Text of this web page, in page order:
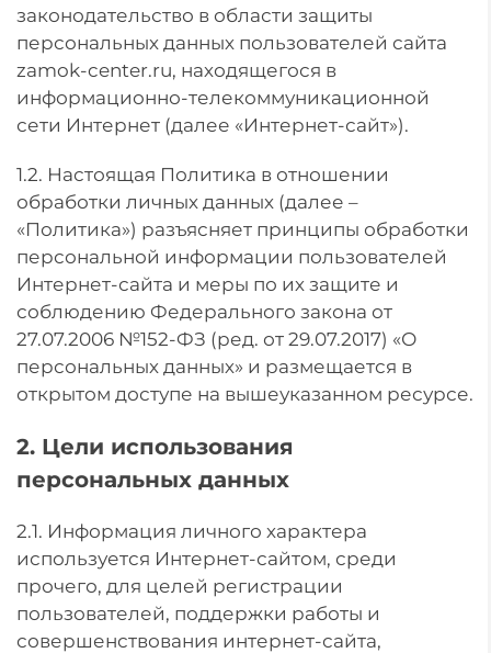
законодательство в области защиты
персональных данных пользователей сайта
zamok-center.ru, находящегося в
информационно-телекоммуникационной
сети Интернет (далее «Интернет-сайт»).
1.2. Настоящая Политика в отношении
обработки личных данных (далее –
«Политика») разъясняет принципы обработки
персональной информации пользователей
Интернет-сайта и меры по их защите и
соблюдению Федерального закона от
27.07.2006 №152-ФЗ (ред. от 29.07.2017) «О
персональных данных» и размещается в
открытом доступе на вышеуказанном ресурсе.
2. Цели использования
персональных данных
2.1. Информация личного характера
используется Интернет-сайтом, среди
прочего, для целей регистрации
пользователей, поддержки работы и
совершенствования интернет-сайта,